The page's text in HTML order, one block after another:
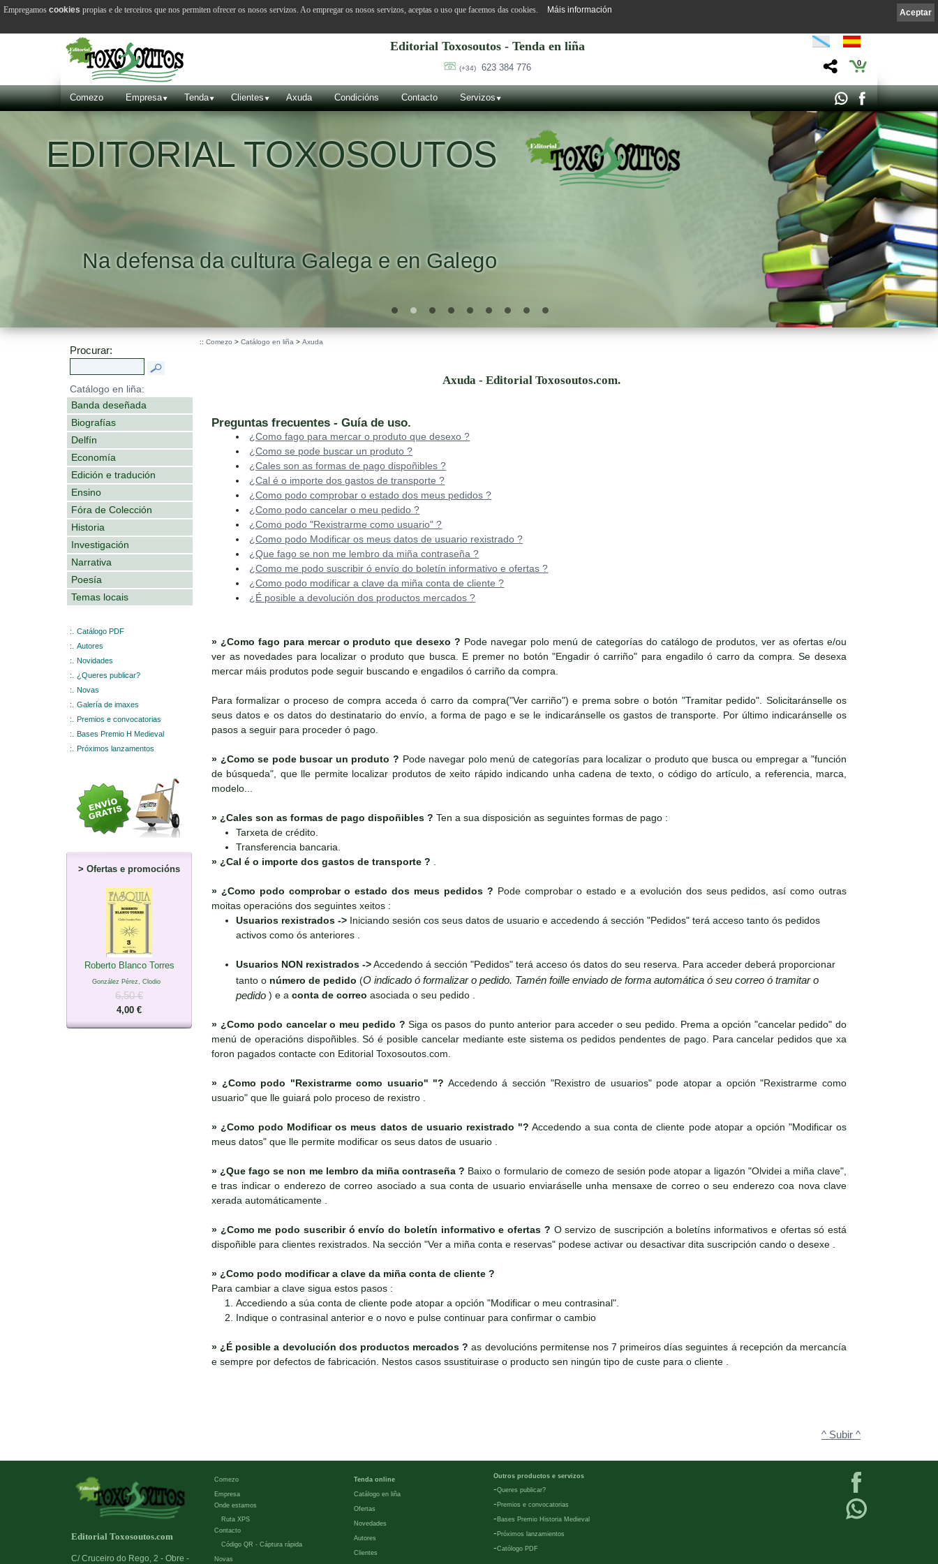
Editorial Toxosoutos - Tenda en liña
(+34) 623 384 776 0
Comezo Empresa Tenda Clientes Axuda Condicións Contacto Servizos
EDITORIAL TOXOSOUTOS
Na defensa da cultura Galega e en Galego
Procurar:
Catálogo en liña:
Banda deseñada
Biografías
Delfín
Economía
Edición e tradución
Ensino
Fóra de Colección
Historia
Investigación
Narrativa
Poesía
Temas locais
:.
Catálogo PDF
:.
Autores
:.
Novidades
:.
¿Queres publicar?
:.
Novas
:.
Galería de imaxes
:.
Premios e convocatorias
:.
Bases Premio H Medieval
:.
Próximos lanzamentos
> Ofertas e promocións
Roberto Blanco Torres
González Pérez, Clodio
6,50 €
4,00 €
:: Comezo > Catálogo en liña > Axuda
Axuda - Editorial Toxosoutos.com.
Preguntas frecuentes - Guía de uso.
¿Como fago para mercar o produto que desexo ?
¿Como se pode buscar un produto ?
¿Cales son as formas de pago dispoñibles ?
¿Cal é o importe dos gastos de transporte ?
¿Como podo comprobar o estado dos meus pedidos ?
¿Como podo cancelar o meu pedido ?
¿Como podo "Rexistrarme como usuario" ?
¿Como podo Modificar os meus datos de usuario rexistrado ?
¿Que fago se non me lembro da miña contraseña ?
¿Como me podo suscribir ó envío do boletín informativo e ofertas ?
¿Como podo modificar a clave da miña conta de cliente ?
¿É posible a devolución dos productos mercados ?
» ¿Como fago para mercar o produto que desexo ? Pode navegar polo menú de categorías do catálogo de produtos, ver as ofertas e/ou
ver as novedades para localizar o produto que busca. E premer no botón "Engadir ó carriño" para engadilo ó carro da compra. Se desexa
mercar máis produtos pode seguir buscando e engadilos ó carriño da compra.
Para formalizar o proceso de compra acceda ó carro da compra("Ver carriño") e prema sobre o botón "Tramitar pedido". Solicitaránselle os
seus datos e os datos do destinatario do envío, a forma de pago e se le indicaránselle os gastos de transporte. Por último indicaránselle os
pasos a seguir para proceder ó pago.
» ¿Como se pode buscar un produto ? Pode navegar polo menú de categorías para localizar o produto que busca ou empregar a "función
de búsqueda", que lle permite localizar produtos de xeito rápido indicando unha cadena de texto, o código do artículo, a referencia, marca,
modelo...
» ¿Cales son as formas de pago dispoñibles ? Ten a sua disposición as seguintes formas de pago :
Tarxeta de crédito.
Transferencia bancaria.
» ¿Cal é o importe dos gastos de transporte ?
» ¿Como podo comprobar o estado dos meus pedidos ? Pode comprobar o estado e a evolución dos seus pedidos, así como outras
moitas operacións dos seguintes xeitos :
Usuarios rexistrados -> Iniciando sesión cos seus datos de usuario e accedendo á sección "Pedidos" terá acceso tanto ós pedidos
activos como ós anteriores .
Usuarios NON rexistrados ->Accedendo á sección "Pedidos" terá acceso ós datos do seu reserva. Para acceder deberá proporcionar
tanto o número de pedido (O indicado ó formalizar o pedido. Tamén foille enviado de forma automática ó seu correo ó tramitar o
pedido ) e a conta de correo asociada o seu pedido .
» ¿Como podo cancelar o meu pedido ? Siga os pasos do punto anterior para acceder o seu pedido. Prema a opción "cancelar pedido" do
menú de operacións dispoñibles. Só é posible cancelar mediante este sistema os pedidos pendentes de pago. Para cancelar pedidos que xa
foron pagados contacte con Editorial Toxosoutos.com.
» ¿Como podo "Rexistrarme como usuario" "? Accedendo á sección "Rexistro de usuarios" pode atopar a opción "Rexistrarme como
usuario" que lle guiará polo proceso de rexistro .
» ¿Como podo Modificar os meus datos de usuario rexistrado "? Accedendo a sua conta de cliente pode atopar a opción "Modificar os
meus datos" que lle permite modificar os seus datos de usuario .
» ¿Que fago se non me lembro da miña contraseña ? Baixo o formulario de comezo de sesión pode atopar a ligazón "Olvidei a miña clave",
e tras indicar o enderezo de correo asociado a sua conta de usuario enviaráselle unha mensaxe de correo o seu enderezo coa nova clave
xerada automáticamente .
» ¿Como me podo suscribir ó envío do boletín informativo e ofertas ? O servizo de suscripción a boletíns informativos e ofertas só está
dispoñible para clientes rexistrados. Na sección "Ver a miña conta e reservas" podese activar ou desactivar dita suscripción cando o desexe .
» ¿Como podo modificar a clave da miña conta de cliente ?
Para cambiar a clave sigua estos pasos :
Accediendo a súa conta de cliente pode atopar a opción "Modificar o meu contrasinal".
Indique o contrasinal anterior e o novo e pulse continuar para confirmar o cambio
» ¿É posible a devolución dos productos mercados ? as devolucións permitense nos 7 primeiros días seguintes á recepción da mercancía
e sempre por defectos de fabricación. Nestos casos ssustituirase o producto sen ningún tipo de custe para o cliente .
^ Subir ^
Editorial Toxosoutos.com
C/ Cruceiro do Rego, 2 - Obre -
Comezo
Empresa
Onde estamos
Ruta XPS
Contacto
Código QR - Cáptura rápida
Novas
Tenda online
Catálogo en liña
Ofertas
Novedades
Autores
Clientes
Outros productos e servizos
-Queres publicar?
- Premios e convocatorias
- Bases Premio Historia Medieval
- Próximos lanzamientos
-Católogo PDF
Aceptar
Empregamos cookies propias e de terceiros que nos permiten ofrecer os nosos servizos. Ao empregar os nosos servizos, aceptas o uso que facemos das cookies. Máis información